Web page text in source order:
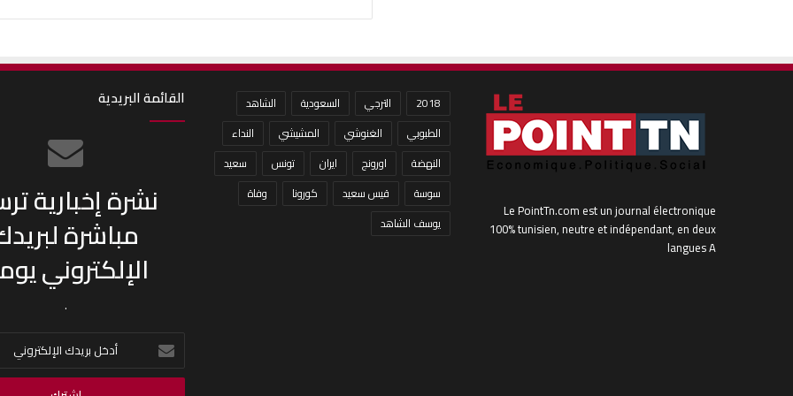
Le PointTn.com est un journal électronique
100% tunisien, neutre et indépendant, en deux
langues A
2018 الترجي السعودية
الشاهد
الطبوبي
الغنوشي المشيشي
النداء
النهضة
اورونج ايران تونس
سعيد
سوسة
قيس سعيد كورونا
وفاة
يوسف الشاهد
القائمة البريدية
نشرة إخبارية
مباشرة
الإلكتروني
.
أدخل
بريدك
الإلكتروني